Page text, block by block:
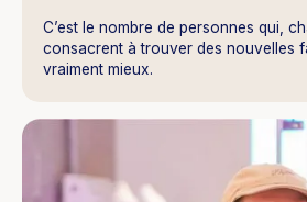
C’est le nombre de personnes qui,
consacrent à trouver des nouvelles
vraimentmieux.